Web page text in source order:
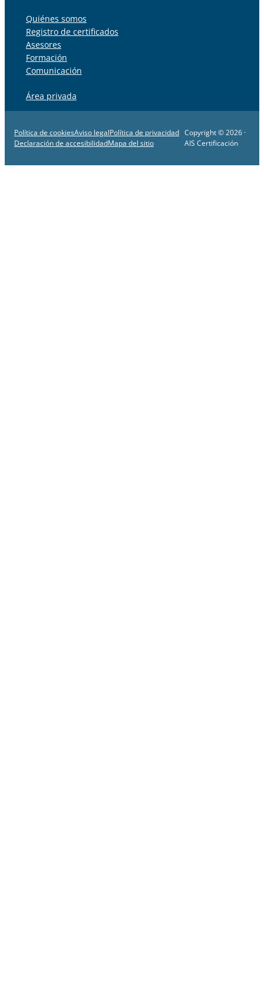
Quiénes somos
Registro de certificados
Asesores
Formación
Comunicación
Área privada
Política de cookiesAviso legalPolítica de privacidad
Declaración de accesibilidadMapa del sitio
Copyright © 2026 ·
AIS Certificación